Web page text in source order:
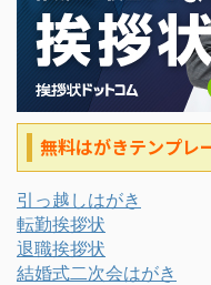
無料はがきテンプレ
引っ越しはがき
転勤挨拶状
退職挨拶状
結婚式二次会はがき